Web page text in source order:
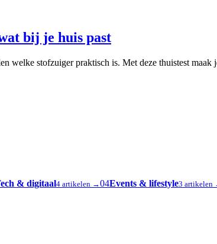
bij je huis past
welke stofzuiger praktisch is. Met deze thuistest maak
& digitaal4 artikelen →04Events & lifestyle3 artikelen